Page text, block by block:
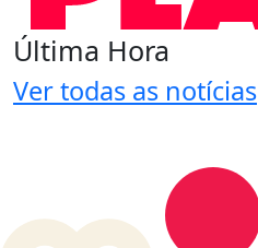
Última Hora
Ver todas as notícias